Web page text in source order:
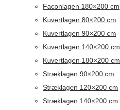
Faconlagen 180×200 cm
Kuvertlagen 80×200 cm
Kuvertlagen 90×200 cm
Kuvertlagen 140×200 cm
Kuvertlagen 180×200 cm
Stræklagen 90×200 cm
Stræklagen 120×200 cm
Stræklagen 140×200 cm